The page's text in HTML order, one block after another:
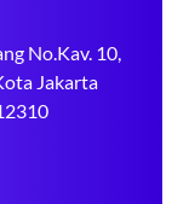
No.Kav. 10,
Jakarta